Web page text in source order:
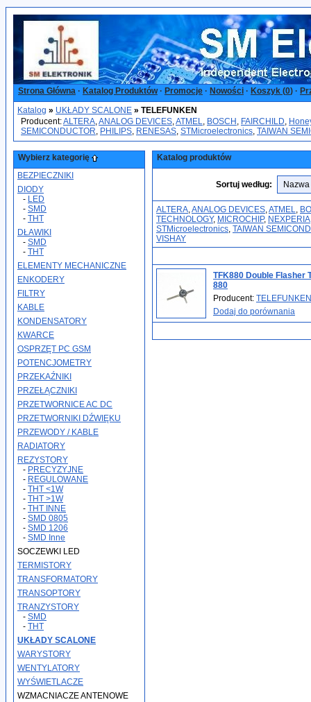
Strona Główna · Katalog Produktów· Promocje · Nowości · Koszyk (0) ·
Katalog » UKŁADY SCALONE » TELEFUNKEN
Producent:ALTERA,ANALOG DEVICES,ATMEL, BOSCH , FAIRCHILD,
SEMICONDUCTOR, PHILIPS, RENESAS, STMicroelectronics, TAIWAN
Wybierz kategorię
BEZPIECZNIKI
DIODY
- LED
- SMD
- THT
DŁAWIKI
- SMD
- THT
ELEMENTY MECHANICZNE
ENKODERY
FILTRY
KABLE
KONDENSATORY
KWARCE
OSPRZĘT PC GSM
POTENCJOMETRY
PRZEKAŹNIKI
PRZEŁĄCZNIKI
PRZETWORNICE AC DC
PRZETWORNIKI DŹWIĘKU
PRZEWODY / KABLE
RADIATORY
REZYSTORY
- PRECYZYJNE
- REGULOWANE
- THT <1W
- THT >1W
- THT INNE
- SMD 0805
- SMD 1206
- SMD Inne
SOCZEWKI LED
TERMISTORY
TRANSFORMATORY
TRANSOPTORY
TRANZYSTORY
- SMD
- THT
UKŁADY SCALONE
WARYSTORY
WENTYLATORY
WYŚWIETLACZE
WZMACNIACZE ANTENOWE
Katalog produktów
Sortuj według:
ALTERA,ANALOG DEVICES,ATMEL,
TECHNOLOGY, MICROCHIP, NEXPERIA
STMicroelectronics, TAIWAN
VISHAY
TFK880 Double Flasher
880
Producent: TELEFUNKEN
Dodaj do porównania